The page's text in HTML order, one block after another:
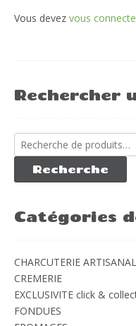
Vous devez vous
Rechercher
Recherche
pour :
Recherche
Catégories
CHARCUTERIE
CREMERIE
EXCLUSIVITE click &
FONDUES